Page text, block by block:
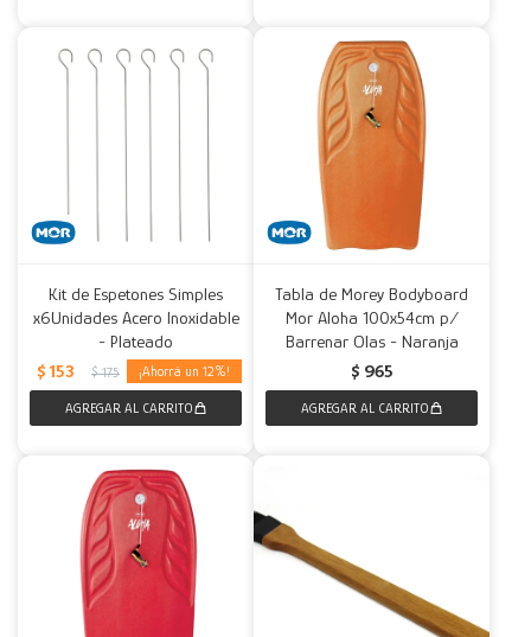
Kit de Espetones Simples
x6Unidades Acero Inoxidable
- Plateado
$ 153 $ 175 12
Tabla de Morey Bodyboard
Mor Aloha 100x54cm p/
Barrenar Olas - Naranja
$ 965